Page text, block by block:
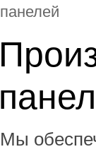
панелей
Мы